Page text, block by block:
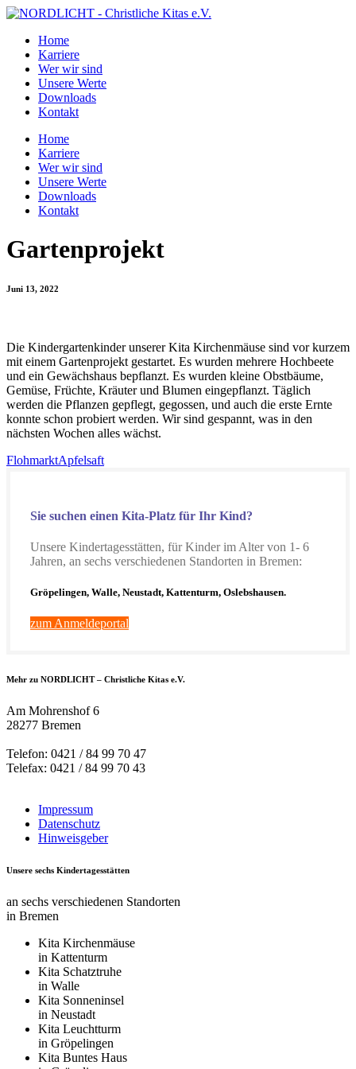
Home
Karriere
Wer wir sind
Unsere Werte
Downloads
Kontakt
Home
Karriere
Wer wir sind
Unsere Werte
Downloads
Kontakt
Gartenprojekt
Juni 13, 2022
Die Kindergartenkinder unserer Kita Kirchenmäuse sind vor kurzem
mit einem Gartenprojekt gestartet. Es wurden mehrere Hochbeete
und ein Gewächshaus bepflanzt. Es wurden kleine Obstbäume,
Gemüse, Früchte, Kräuter und Blumen eingepflanzt. Täglich
werden die Pflanzen gepflegt, gegossen, und auch die erste Ernte
konnte schon probiert werden. Wir sind gespannt, was in den
nächsten Wochen alles wächst.
FlohmarktApfelsaft
Sie suchen einen Kita-Platz für Ihr Kind?
Unsere Kindertagesstätten, für Kinder im Alter von 1- 6
Jahren, an sechs verschiedenen Standorten in Bremen:
Gröpelingen, Walle, Neustadt, Kattenturm, Oslebshausen.
zum Anmeldeportal
Mehr zu NORDLICHT – Christliche Kitas e.V.
Am Mohrenshof 6
28277 Bremen
Telefon: 0421 / 84 99 70 47
Telefax: 0421 / 84 99 70 43
Impressum
Datenschutz
Hinweisgeber
Unsere sechs Kindertagesstätten
an sechs verschiedenen Standorten
in Bremen
Kita Kirchenmäuse
in Kattenturm
Kita Schatztruhe
in Walle
Kita Sonneninsel
in Neustadt
Kita Leuchtturm
in Gröpelingen
Kita Buntes Haus